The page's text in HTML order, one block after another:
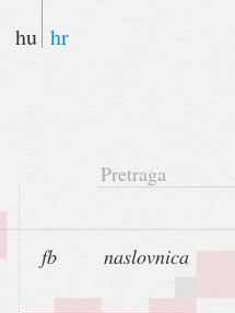
hu hr
Pretraga
fb naslovnica